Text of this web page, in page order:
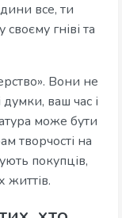
все, ти
гніві та
Вони не
ваш час і
може бути
творчості на
покупців,
життів.